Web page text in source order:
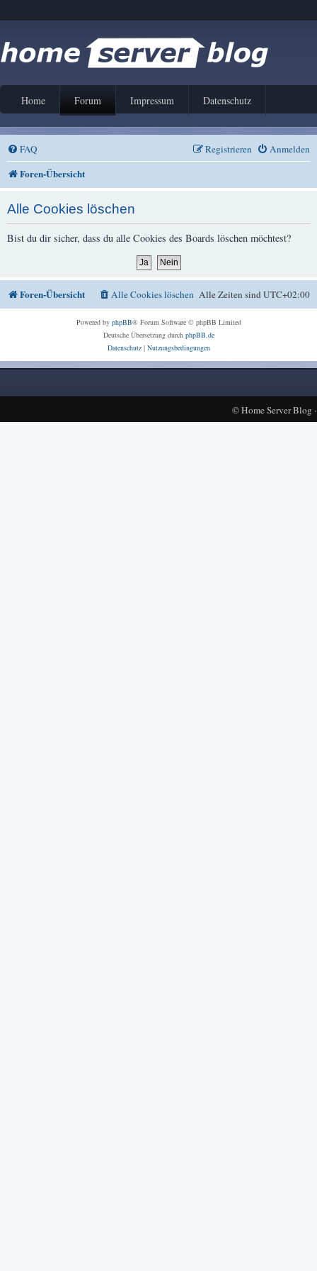
Home Forum Impressum Datenschutz
FAQ Anmelden
Registrieren
Foren-Übersicht
Alle Cookies löschen
Bist du dir sicher, dass du alle Cookies des Boards löschen möchtest?
Foren-Übersicht Alle Zeiten sindUTC+02:00
Alle Cookies löschen
Powered by phpBB® Forum Software © phpBB Limited
Deutsche Übersetzung durch phpBB.de
Datenschutz| Nutzungsbedingungen
©Home Server Blog